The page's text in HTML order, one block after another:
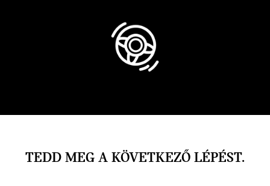
TEDD MEG A KÖVETKEZŐ LÉPÉST.